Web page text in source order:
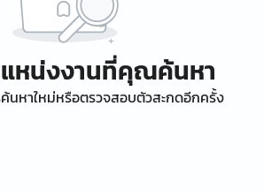
หน่งงานที่คุณค้นหา
นหาใหม่หรือตรวจสอบตัวสะกดอีกครั้ง